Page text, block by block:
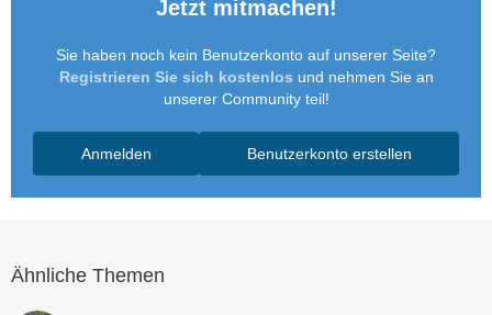
Jetzt mitmachen!
Sie haben noch kein Benutzerkonto auf unserer Seite?
Registrieren Sie sich kostenlos und nehmen Sie an
unserer Community teil!
Benutzerkonto erstellen
Anmelden
Ähnliche Themen